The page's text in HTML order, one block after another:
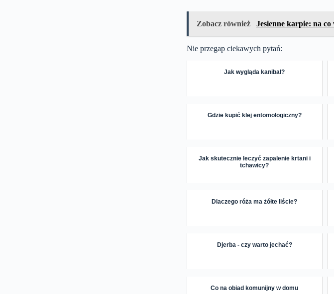
Zobacz również Jesienne karpie: na
Nie przegap ciekawych pytań:
Jak wygląda kanibal?
Gdzie kupić klej entomologiczny?
Jak skutecznie leczyć zapalenie krtani i
tchawicy?
Dlaczego róża ma żółte liście?
Djerba - czy warto jechać?
Co na obiad komunijny w domu